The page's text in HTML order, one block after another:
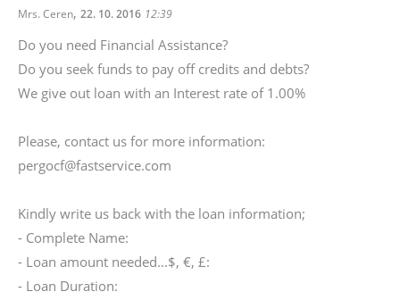
Mrs. Ceren, 22. 10. 2016 12:39
Do you need Financial Assistance?
Do you seek funds to pay off credits and debts?
We give out loan with an Interest rate of 1.00%
Please, contact us for more information:
pergocf@fastservice.com
Kindly write us back with the loan information;
- Complete Name:
- Loan amount needed...$, €, £:
- Loan Duration: